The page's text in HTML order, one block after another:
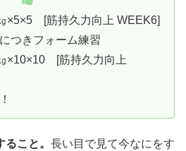
×5×5 [筋持久力向上 WEEK6]
つきフォーム練習
[筋持久力向上
こと。 長い目で見て今なにをす